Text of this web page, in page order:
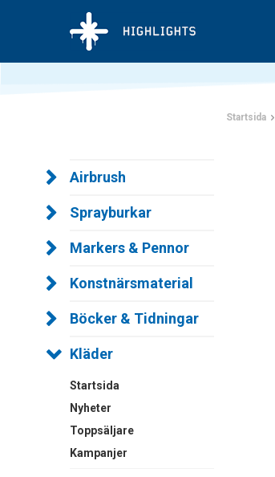
Airbrush
Sprayburkar
Markers & Pennor
Konstnärsmaterial
Böcker & Tidningar
Kläder
Startsida
Nyheter
Toppsäljare
Kampanjer
Startsida